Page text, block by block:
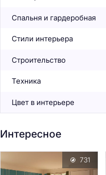
Спальня и гардеробная
Стили интерьера
Строительство
Техника
Цвет в интерьере
Интересное
731